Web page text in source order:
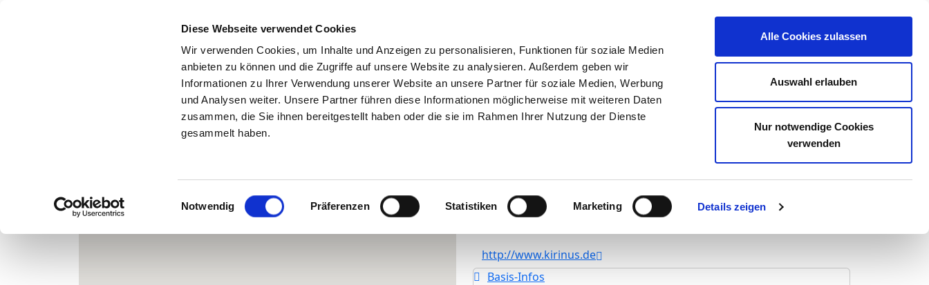
Diese Webseite verwendet Cookies
Wir verwenden Cookies, um Inhalte und Anzeigen zu personalisieren, Funktionen für soziale Medien
anbieten zu können und die Zugriffe auf unsere Website zu analysieren. Außerdem geben wir
Informationen zu Ihrer Verwendung unserer Website an unsere Partner für soziale Medien, Werbung
und Analysen weiter. Unsere Partner führen diese Informationen möglicherweise mit weiteren Daten
zusammen, die Sie ihnen bereitgestellt haben oder die sie im Rahmen Ihrer Nutzung der Dienste
gesammelt haben.
Einwilligungsauswahl
Notwendig Präferenzen Statistiken Marketing Details zeigen
Alle Cookies zulassen
Auswahl erlauben
Nur notwendige Cookies
verwenden
Ihre Meinung
Zurück zu den Suchergebnissen
KIRINUS Tagesklinik Nymphenburg
80639 München
Tel.: 089-1711935-00
ed.sunirik@grubnehpmyn.kinilksegat
Anfahrt
http://www.kirinus.de
Basis-Infos